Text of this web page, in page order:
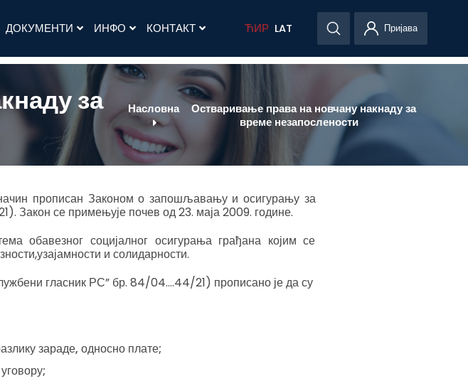
ДОКУМЕНТИ ИНФО КОНТАКТ ЋИР LAT Пријава
за
Насловна
Остваривање права на новчану накнаду за
време незапослености
прописан Законом о запошљавању и осигурању за
Закон се примењује почев од 23. маја 2009. године.
обавезног социјалног осигурања грађана којим се
и солидарности.
гласник РС” бр. 84/04….44/21) прописано је да су
зараде, односно плате;